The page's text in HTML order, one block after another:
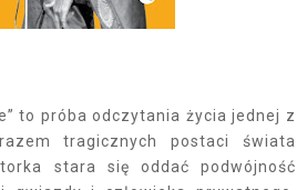
to próba odczytania życia jednej z
tragicznych postaci świata
stara się oddać podwójność